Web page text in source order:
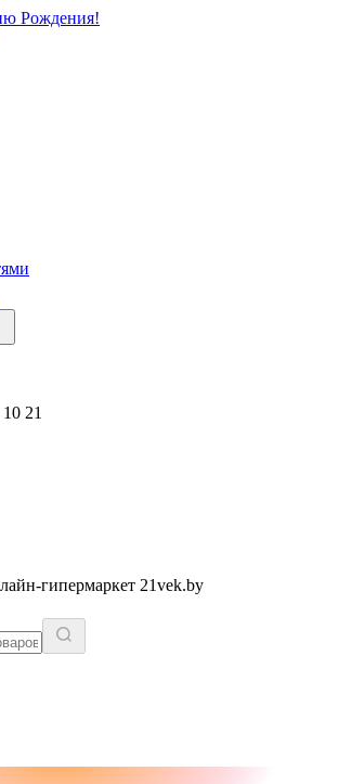
Рождения!
21
гипермаркет 21vek.by